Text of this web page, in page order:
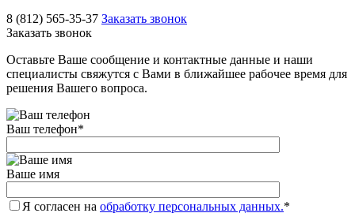
8 (812) 565-35-37 Заказать звонок
Заказать звонок
Оставьте Ваше сообщение и контактные данные и наши
специалисты свяжутся с Вами в ближайшее рабочее время для
решения Вашего вопроса.
Ваш телефон*
Ваше имя
Я согласен на обработку персональных данных.*